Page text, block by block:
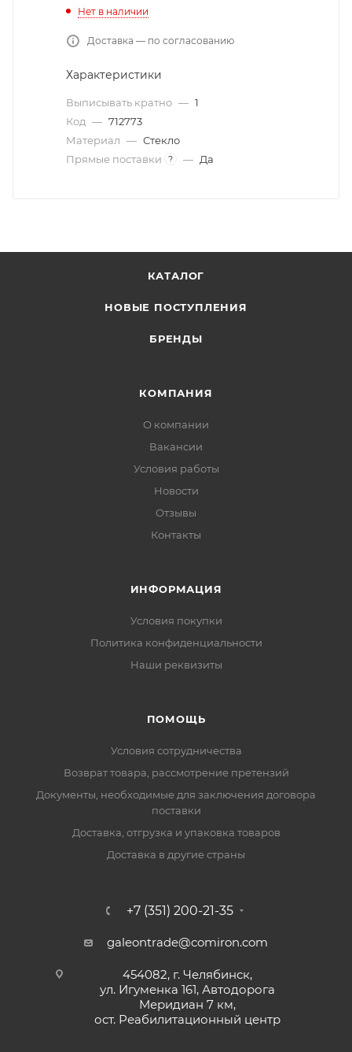
Нет в наличии
Доставка — по согласованию
Характеристики
Выписывать кратно — 1
Код — 712773
Материал — Стекло
Прямые поставки
? — Да
КАТАЛОГ
НОВЫЕ ПОСТУПЛЕНИЯ
БРЕНДЫ
КОМПАНИЯ
О компании
Вакансии
Условия работы
Новости
Отзывы
Контакты
ИНФОРМАЦИЯ
Условия покупки
Политика конфиденциальности
Наши реквизиты
ПОМОЩЬ
Условия сотрудничества
Возврат товара, рассмотрение претензий
Документы, необходимые для заключения договора
поставки
Доставка, отгрузка и упаковка товаров
Доставка в другие страны
+7 (351) 200-21-35
galeontrade@comiron.com
454082, г. Челябинск,
ул. Игуменка 161, Автодорога
Меридиан 7 км,
ост. Реабилитационный центр